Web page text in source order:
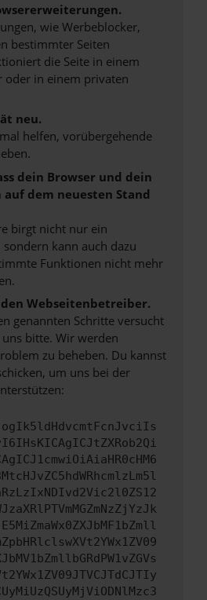
wie Werbeblocker,
bestimmter Seiten
die Seite in einem
oder in einem privaten
neu.
helfen, vorübergehende
dein Browser und dein
dem neuesten Stand
birgt nicht nur ein
kann auch dazu
Funktionen nicht mehr
Webseitenbetreiber.
genannten Schritte versucht
bitte. Wir werden
zu beheben. Du kannst
um uns bei der